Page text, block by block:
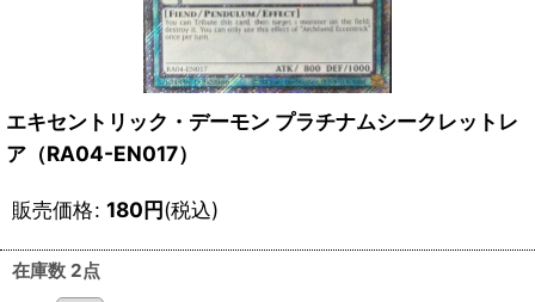
エキセントリック・デーモン プラチナムシークレットレ
ア（RA04-EN017）
販売価格: 180円(税込)
在庫数 2点